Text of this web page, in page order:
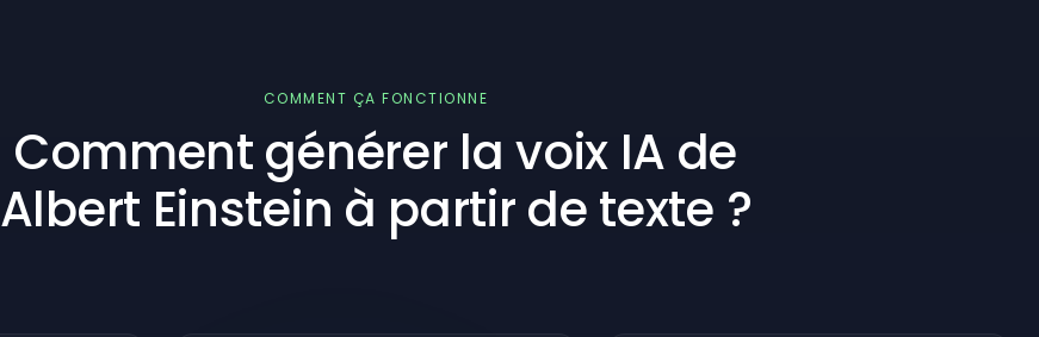
COMMENT ÇA FONCTIONNE
Comment générer la voix IA de
Albert Einstein à partir de texte ?